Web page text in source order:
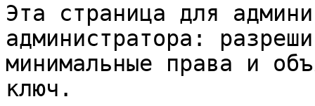
Эта страница для
администратора:
минимальные права и
ключ.